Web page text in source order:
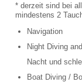
Bootsausfahrten
Bootsausfahrten
* derzeit sind bei
mindestens 2
Navigation
Night Diving
Nacht und
Boat Diving /